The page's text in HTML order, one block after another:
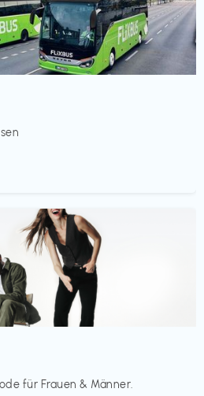
für Frauen & Männer.